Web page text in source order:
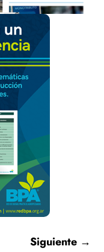
Siguiente→